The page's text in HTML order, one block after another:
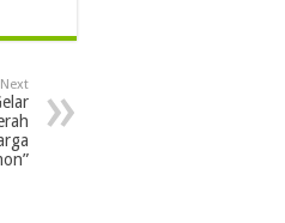
Next